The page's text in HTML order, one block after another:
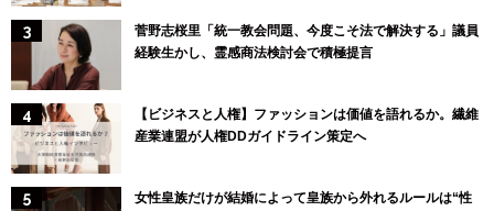
菅野志桜里「統一教会問題、今度こそ法で解決する」議員
経験生かし、霊感商法検討会で積極提言
【ビジネスと人権】ファッションは価値を語れるか。繊維
産業連盟が人権DDガイドライン策定へ
女性皇族だけが結婚によって皇族から外れるルールは“性